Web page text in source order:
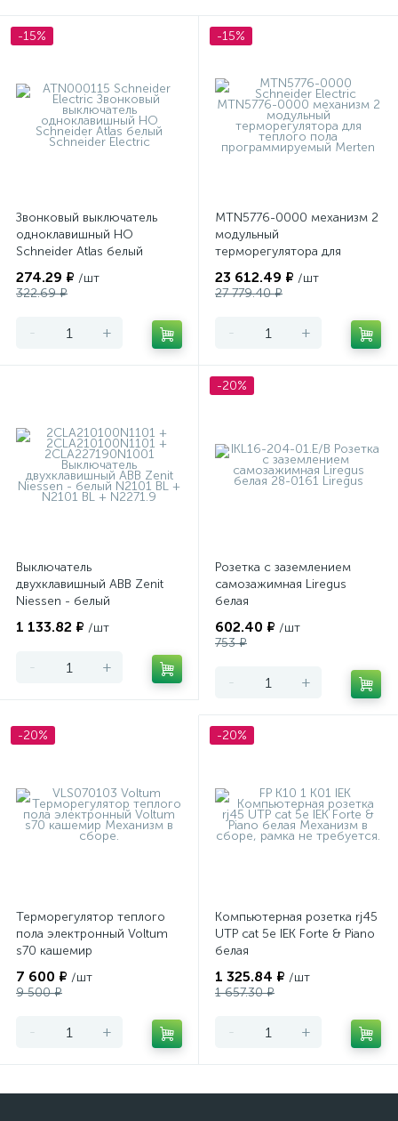
-15%
Звонковый выключатель
одноклавишный НО
Schneider Atlas белый
274.29 ₽ /шт
322.69 ₽
- +
-15%
MTN5776-0000 механизм 2
модульный
терморегулятора для
программируемый Merten
23 612.49 ₽ /шт
27 779.40 ₽
- +
Выключатель
двухклавишный ABB Zenit
Niessen - белый
1 133.82 ₽ /шт
- +
-20%
Розетка с заземлением
самозажимная Liregus
белая
602.40 ₽ /шт
753 ₽
- +
-20%
Терморегулятор теплого
пола электронный Voltum
s70 кашемир
7 600 ₽ /шт
9 500 ₽
- +
-20%
Компьютерная розетка rj45
UTP cat 5e IEK Forte & Piano
белая
1 325.84 ₽ /шт
1 657.30 ₽
- +